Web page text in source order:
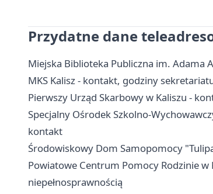
Przydatne dane
Miejska Biblioteka Publiczna im. Adama
MKS Kalisz - kontakt, godziny
Pierwszy Urząd Skarbowy w Kaliszu -
Specjalny Ośrodek Szkolno-
kontakt
Środowiskowy Dom Samopomocy
Powiatowe Centrum Pomocy Rodzinie
niepełnosprawnością